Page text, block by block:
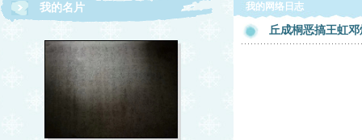
我的名片 我的网络日志
丘成桐恶搞王虹